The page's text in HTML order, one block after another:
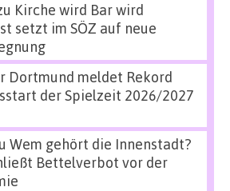
Kirche wird Bar wird
setzt im SÖZ auf neue
Dortmund meldet Rekord
der Spielzeit 2026/2027
Wem gehört die Innenstadt?
Bettelverbot vor der